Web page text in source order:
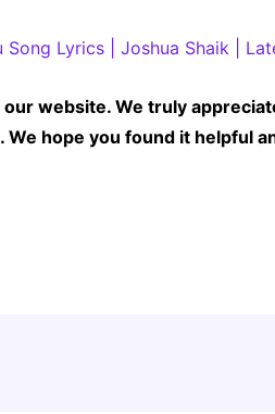
Song Lyrics | Joshua Shaik |
website. We truly
hope you found it helpful